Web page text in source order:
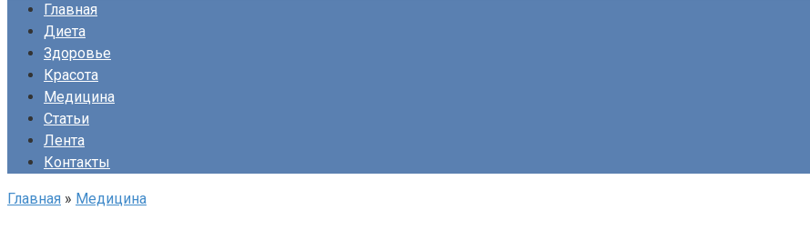
Главная
Диета
Здоровье
Красота
Медицина
Статьи
Лента
Контакты
Главная » Медицина